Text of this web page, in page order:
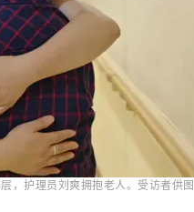
，护理员刘爽拥抱老人。受访者供图